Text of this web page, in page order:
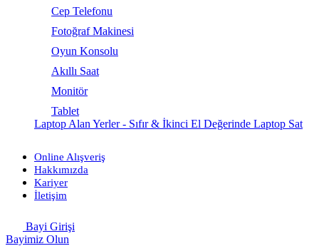
Cep Telefonu
Fotoğraf Makinesi
Oyun Konsolu
Akıllı Saat
Monitör
Tablet
Laptop Alan Yerler - Sıfır & İkinci El Değerinde Laptop Sat
Online Alışveriş
Hakkımızda
Kariyer
İletişim
Bayi Girişi
Bayimiz Olun